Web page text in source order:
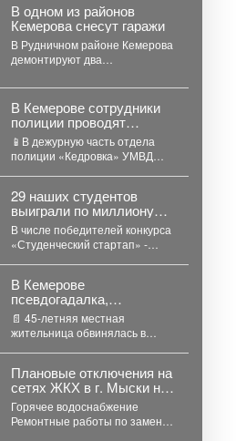
В одном из районов
Кемерова снесут гаражи
В Рудничном районе Кемерова
демонтируют два
признали незаконными. В
Рудничном...
В Кемерове сотрудники
полиции проводят
проверку по факту
конфликта между двумя
местными жителями
📱В дежурную часть отдела
полиции «Кедровка» УМВД
жителей...
29 наших студентов
выиграли по миллиону
рублей на реализацию
своих проектов.
В числе победителей конкурса
«Студенческий стартап» -
цифровых технологий, новых...
В Кемерове
псевдогадалка,
похитившая деньги
пенсионерки во время
обряда снятия порчи,
отправилась в колонию-
поселение
📄 45-летняя местная
жительница обвинялась в
УК РФ...
Плановые отключения на
сетях ЖКХ в г. Мыски на
06 августа 2026 г.
Горячее водоснабжение
Ремонтные работы по замене